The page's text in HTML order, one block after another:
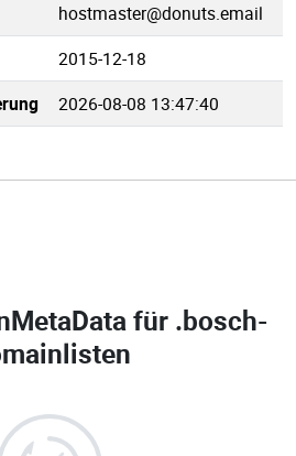
hostmaster@donuts.email
2015-12-18
2026-08-08 13:47:40
für .bosch-